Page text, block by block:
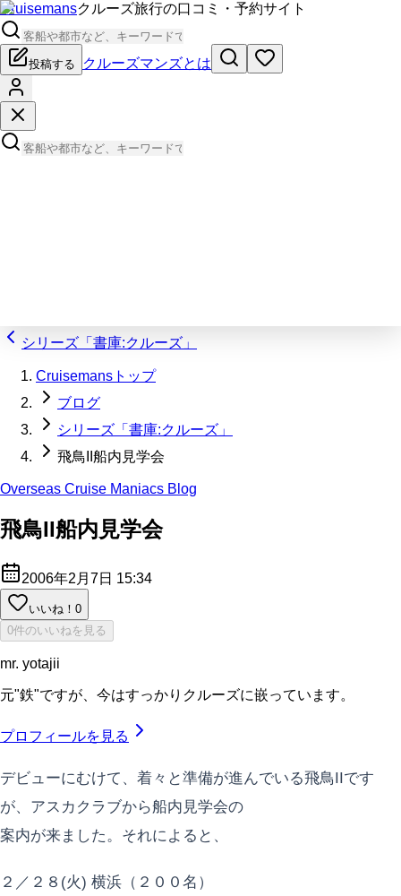
Cruisemansクルーズ旅行の口コミ・予約サイト
投稿する クルーズマンズとは
シリーズ「書庫:クルーズ」
Cruisemansトップ
ブログ
シリーズ「書庫:クルーズ」
飛鳥II船内見学会
Overseas Cruise Maniacs Blog
飛鳥II船内見学会
2006年2月7日 15:34
いいね！ 0
0件のいいねを見る
mr. yotajii
元"鉄"ですが、今はすっかりクルーズに嵌っています。
プロフィールを見る
デビューにむけて、着々と準備が進んでいる飛鳥IIです
が、アスカクラブから船内見学会の
案内が来ました。それによると、
２／２８(火) 横浜（２００名）